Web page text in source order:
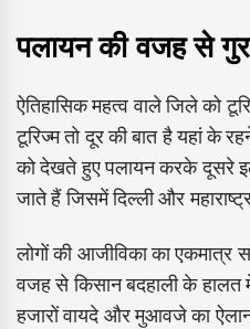
पलायन की वजह से
ऐतिहासिक महत्व वाले जिले को
टूरिज्म तो दूर की बात है यहां के
को देखते हुए पलायन करके दूसरे
जाते हैं जिसमें दिल्ली और
लोगों की आजीविका का एकमात्र
वजह से किसान बदहाली के हालत
हजारों वायदे और मुआवजे का